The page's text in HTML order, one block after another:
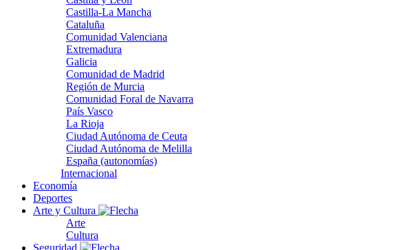
Castilla-La Mancha
Cataluña
Comunidad Valenciana
Extremadura
Galicia
Comunidad de Madrid
Región de Murcia
Comunidad Foral de Navarra
País Vasco
La Rioja
Ciudad Autónoma de Ceuta
Ciudad Autónoma de Melilla
España (autonomías)
Internacional
Economía
Deportes
Arte y Cultura
Arte
Cultura